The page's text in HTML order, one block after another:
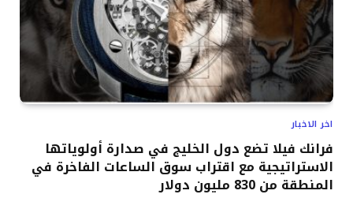
اخر الاخبار
فرانك فيلا تضع دول الخليج في صدارة أولوياتها
الاستراتيجية مع اقتراب سوق الساعات الفاخرة في
المنطقة من 830 مليون دولار